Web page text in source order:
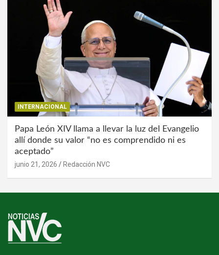
INTERNACIONAL
Papa León XIV llama a llevar la luz del Evangelio
allí donde su valor “no es comprendido ni es
aceptado”
junio 21, 2026 Redacción NVC